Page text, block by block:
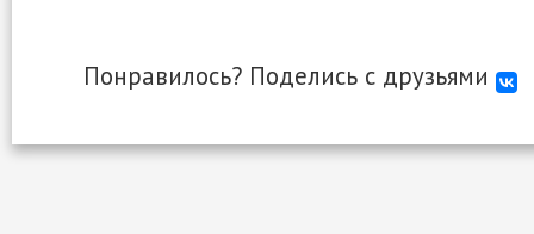
Понравилось? Поделись с друзьями